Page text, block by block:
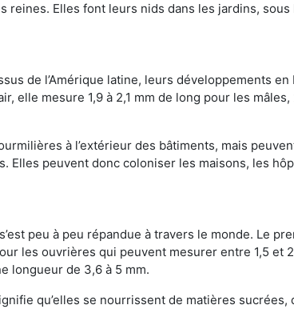
Elles font leurs nids dans les jardins,
de l’Amérique latine, leurs développements
elle mesure 1,9 à 2,1 mm de long pour les
à l’extérieur des bâtiments, mais
Elles peuvent donc coloniser les maisons, les
peu à peu répandue à travers le monde. Le
les ouvrières qui peuvent mesurer entre 1,5 et
longueur de 3,6 à 5 mm.
qu’elles se nourrissent de matières sucrées,